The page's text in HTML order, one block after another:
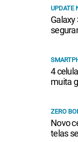
UPDATE
4
muita
ZERO
Novo
telas